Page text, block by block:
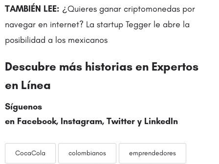
TAMBIÉN LEE: ¿Quieres ganar criptomonedas por
navegar en internet? La startup Tegger le abre la
posibilidad a los mexicanos
Descubre más historias en Expertos
en Línea
Síguenos
en Facebook, Instagram, Twitter y LinkedIn
CocaCola colombianos emprendedores